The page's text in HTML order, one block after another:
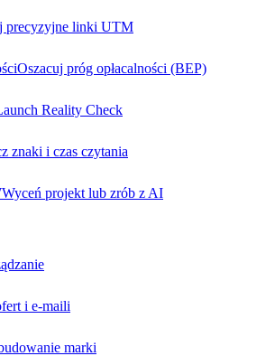
precyzyjne linki UTM
Oszacuj próg opłacalności (BEP)
Reality Check
znaki i czas czytania
Wyceń projekt lub zrób z AI
i e-maili
marki